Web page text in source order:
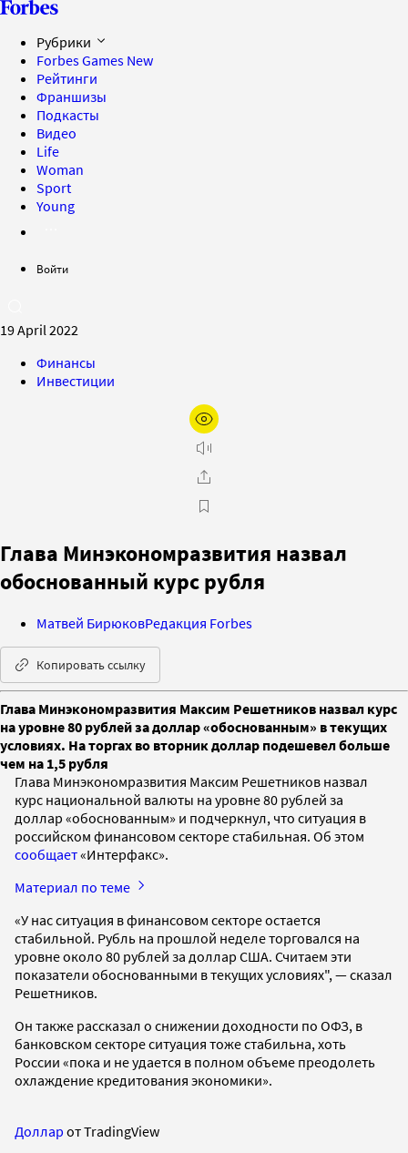
Рубрики
Forbes Games New
Рейтинги
Франшизы
Подкасты
Видео
Life
Woman
Sport
Young
Войти
19 April 2022
Финансы
Инвестиции
Глава Минэкономразвития назвал
обоснованный курс рубля
Матвей БирюковРедакция Forbes
Копировать ссылку
Глава Минэкономразвития Максим Решетников назвал курс
на уровне 80 рублей за доллар «обоснованным» в текущих
условиях. На торгах во вторник доллар подешевел больше
чем на 1,5 рубля
Глава Минэкономразвития Максим Решетников назвал
курс национальной валюты на уровне 80 рублей за
доллар «обоснованным» и подчеркнул, что ситуация в
российском финансовом секторе стабильная. Об этом
сообщает«Интерфакс».
Материал по теме
«У нас ситуация в финансовом секторе остается
стабильной. Рубль на прошлой неделе торговался на
уровне около 80 рублей за доллар США. Считаем эти
показатели обоснованными в текущих условиях", — сказал
Решетников.
Он также рассказал о снижении доходности по ОФЗ, в
банковском секторе ситуация тоже стабильна, хоть
России «пока и не удается в полном объеме преодолеть
охлаждение кредитования экономики».
Доллар от TradingView